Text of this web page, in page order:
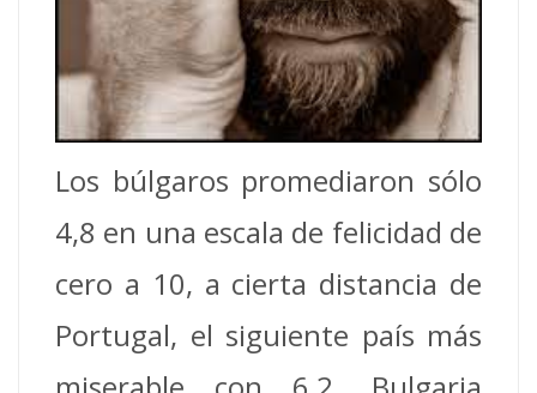
Los búlgaros promediaron sólo
4,8 en una escala de felicidad de
cero a 10, a cierta distancia de
Portugal, el siguiente país más